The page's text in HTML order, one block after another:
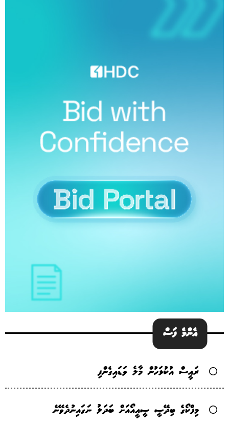
އެންމެ ފަސް
ރައީސް އުކުޅަހުން މާލެ ވަޑައިގެންފި
މިފްކޯގެ ބިދޭސީ ސީއީއޯއަށް ބަދަލު ނަގައިނުދެވޭނެ